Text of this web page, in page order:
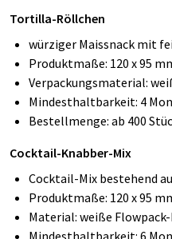
Tortilla-Röllchen
würziger Maissnack mit
Produktmaße: 120 x 95
Verpackungsmaterial:
Mindesthaltbarkeit: 4
Bestellmenge: ab 400
Cocktail-Knabber-Mix
Cocktail-Mix bestehend
Produktmaße: 120 x 95
Material: weiße
Mindesthaltbarkeit: 6